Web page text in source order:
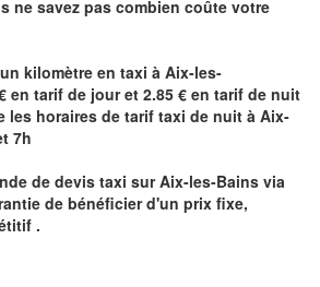
ne savez pas combien coûte votre
kilomètre en taxi à Aix-les-
en tarif de jour et 2.85 € en tarif de nuit
les horaires de tarif taxi de nuit à Aix-
7h
de devis taxi surAix-les-Bains via
de bénéficierd'un prix fixe,
.